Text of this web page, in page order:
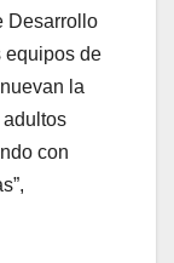
Desarrollo
equipos de
la
con